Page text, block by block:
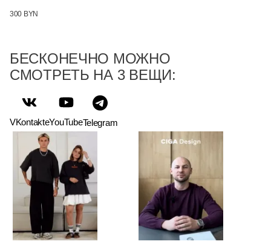
300 BYN
БЕСКОНЕЧНО МОЖНО
СМОТРЕТЬ НА 3 ВЕЩИ:
VKontakteYouTubeTelegram